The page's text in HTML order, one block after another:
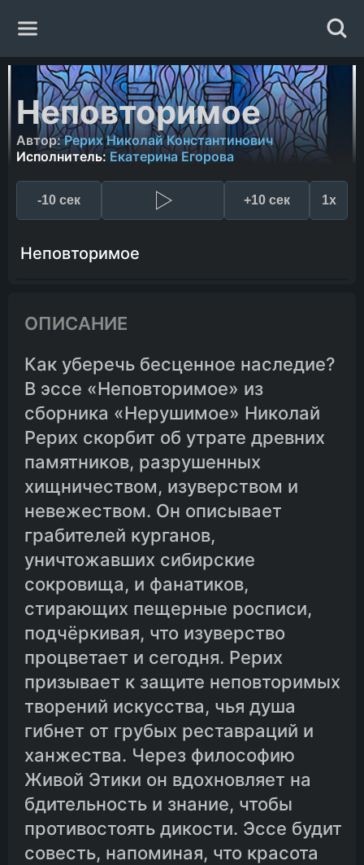
Главная
Жанры
Авторы
Исполнители
Неповторимое
Автор:Рерих Николай Константинович
Исполнитель: Екатерина Егорова
-10 сек +10 сек 1x
Неповторимое
ОПИСАНИЕ
Как уберечь бесценное наследие?
В эссе «Неповторимое» из
сборника «Нерушимое» Николай
Рерих скорбит об утрате древних
памятников, разрушенных
хищничеством, изуверством и
невежеством. Он описывает
грабителей курганов,
уничтожавших сибирские
сокровища, и фанатиков,
стирающих пещерные росписи,
подчёркивая, что изуверство
процветает и сегодня. Рерих
призывает к защите неповторимых
творений искусства, чья душа
гибнет от грубых реставраций и
ханжества. Через философию
Живой Этики он вдохновляет на
бдительность и знание, чтобы
противостоять дикости. Эссе будит
совесть, напоминая, что красота